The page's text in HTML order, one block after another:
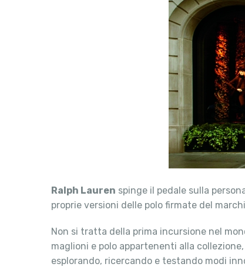
Ralph Lauren spinge il pedale sulla
proprie versioni delle polo firmate del
Non si tratta della prima incursione nel
maglioni e polo appartenenti alla
esplorando, ricercando e testando modi